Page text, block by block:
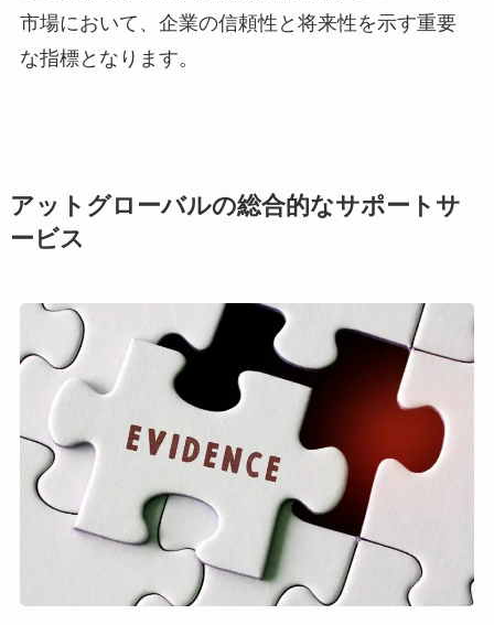
市場において、企業の信頼性と将来性を示す重要
な指標となります。
アットグローバルの総合的なサポートサ
ービス